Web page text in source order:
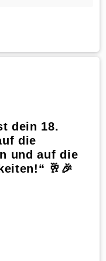
dein 18.
die
und auf die
🥂🎉